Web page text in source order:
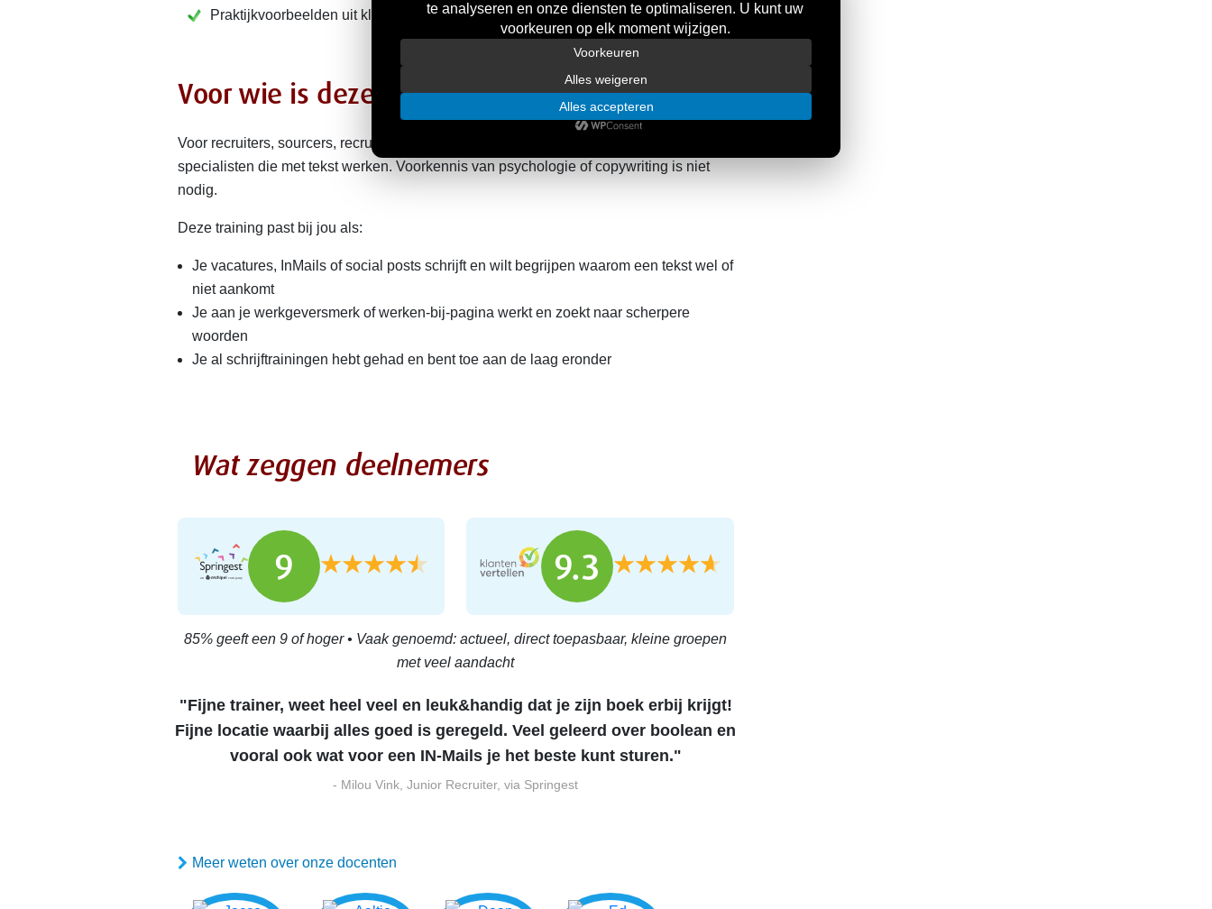
Praktijkvoorbeelden uit klantcases en A/B-tests
Voor wie is deze training?
Voor recruiters, sourcers, recruitmentmarketeers en arbeidsmarktcommunicatie-
specialisten die met tekst werken. Voorkennis van psychologie of copywriting is niet
nodig.
Deze training past bij jou als:
Je vacatures, InMails of social posts schrijft en wilt begrijpen waarom een tekst wel of
niet aankomt
Je aan je werkgeversmerk of werken-bij-pagina werkt en zoekt naar scherpere
woorden
Je al schrijftrainingen hebt gehad en bent toe aan de laag eronder
Wat zeggen deelnemers
9 9.3
85% geeft een 9 of hoger • Vaak genoemd: actueel, direct toepasbaar, kleine groepen
met veel aandacht
"Fijne trainer, weet heel veel en leuk&handig dat je zijn boek erbij krijgt!
Fijne locatie waarbij alles goed is geregeld. Veel geleerd over boolean en
vooral ook wat voor een IN-Mails je het beste kunt sturen."
- Milou Vink, Junior Recruiter, via Springest
Meer weten over onze docenten